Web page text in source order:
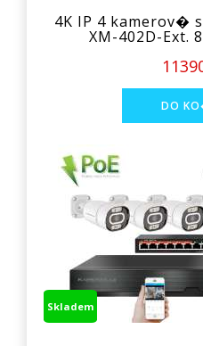
4K IP 4 kamerov�
XM-402D-Ext.
Skladem